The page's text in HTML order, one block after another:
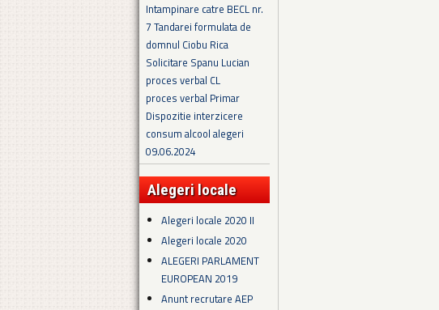
Intampinare catre BECL nr.
7 Tandarei formulata de
domnul Ciobu Rica
Solicitare Spanu Lucian
proces verbal CL
proces verbal Primar
Dispozitie interzicere
consum alcool alegeri
09.06.2024
Alegeri locale
Alegeri locale 2020 II
Alegeri locale 2020
ALEGERI PARLAMENT
EUROPEAN 2019
Anunt recrutare AEP